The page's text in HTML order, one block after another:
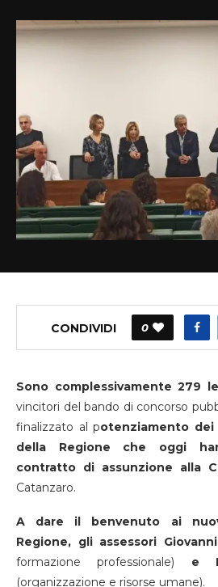
CONDIVIDI 0
Sono complessivamente 279
vincitori del bando di concorso
finalizzato al potenziamento dei
della Regione che oggi
contratto di assunzione alla
Catanzaro.
A dare il benvenuto ai
Regione, gli assessori
formazione professionale) e
(organizzazione e risorse umane).